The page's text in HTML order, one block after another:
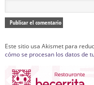
Este sitio usa Akismet para
cómo se procesan los datos de